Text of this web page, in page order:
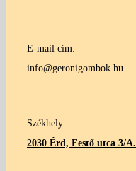
E-mail cím:
info@geronigombok.hu
Székhely:
2030 Érd, Festő utca 3/A.